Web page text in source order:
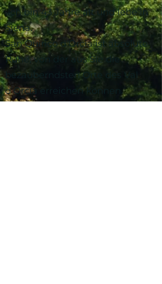
Ich bin 43 Jahre alt und lebe in
Siena.
San Quirico d'Orcia ist absolute
Ruhe, von der aus Sie die
bezauberndsten Orte des Val
d'Orcia erreichen können.